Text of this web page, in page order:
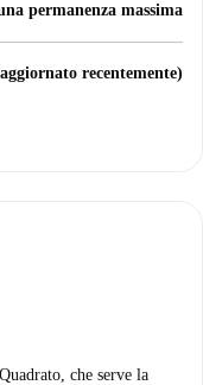
permanenza massima
recentemente)
che serve la